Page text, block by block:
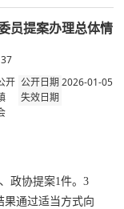
员提案办理总体情
37
开 公开日期2026-01-05
失效日期
政协提案1件。3
果通过适当方式向